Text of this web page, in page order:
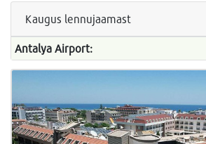
Kaugus lennujaamast
Antalya Airport: